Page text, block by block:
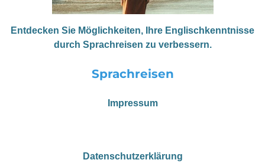
Entdecken Sie Möglichkeiten, Ihre Englischkenntnisse
durch Sprachreisen zu verbessern.
Sprachreisen
Impressum
Datenschutzerklärung